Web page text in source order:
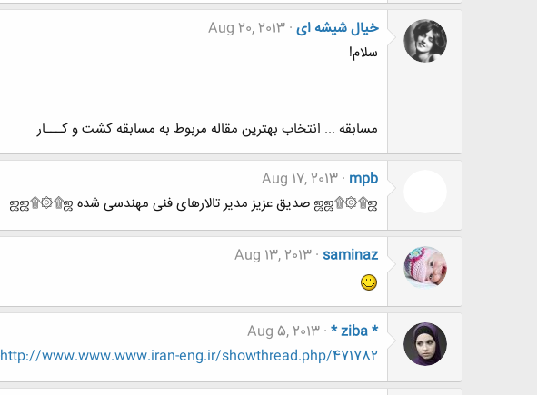
خیال شیشه ای Aug 20, 2013
سلام!
مسابقه ... انتخاب بهترین مقاله مربوط به مسابقه کشت و کـــار
mpb
Aug 17, 2013
ஜஜ۩۞۩ஜ صدیق عزیز مدیر تالارهای فنی مهندسی شده ஜஜ۩۞۩ஜ
saminaz
Aug 13, 2013
* ziba *
Aug 5, 2013
http://www.www.www.iran-eng.ir/showthread.php/471782-ساخت-مجسمه-به-دست-هزاران-زنبور-عسل?p=6650413#post6650413